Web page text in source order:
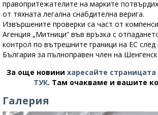
правопритежателите на марките
от тяхната легална снабдителна верига.
Извършените проверки са част от
Агенция „Митници“ във връзка с
контрол по вътрешните граници на ЕС
България за пълноправен член на
За още новини харесайте
ТУК. Там очакваме и вашите
Галерия